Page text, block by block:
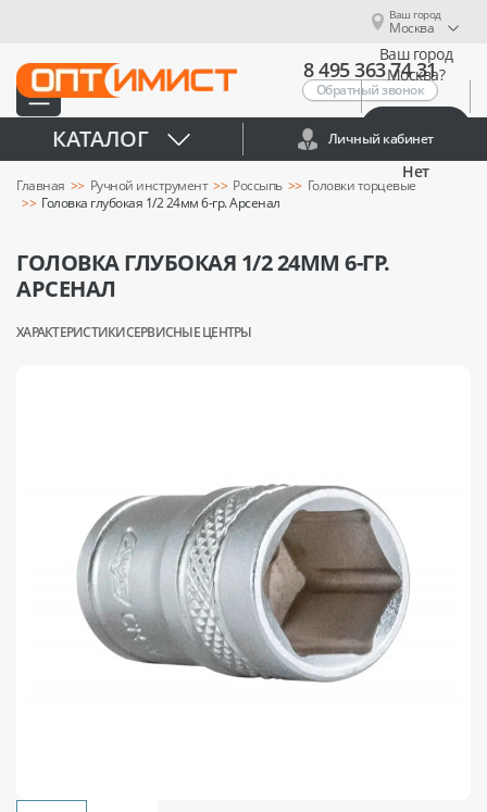
Ваш город
Москва
Ваш город
Москва?
Нет
8 495 363 74 31
Обратный звонок
КАТАЛОГ Личный кабинет
Главная Ручной инструмент Россыпь
Головки торцевые
Головка глубокая 1/2 24мм 6-гр. Арсенал
ГОЛОВКА ГЛУБОКАЯ 1/2 24ММ 6-ГР.
АРСЕНАЛ
ХАРАКТЕРИСТИКИСЕРВИСНЫЕ ЦЕНТРЫ